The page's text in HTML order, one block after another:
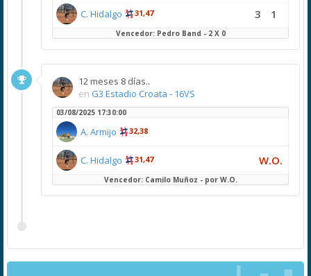
C. Hidalgo 31,47 3 1
Vencedor: Pedro Band - 2 X 0
12 meses 8 días..
en G3 Estadio Croata - 16VS
03/08/2025 17:30:00
A. Armijo 32,38
C. Hidalgo 31,47 W.O.
Vencedor: Camilo Muñoz - por W.O.